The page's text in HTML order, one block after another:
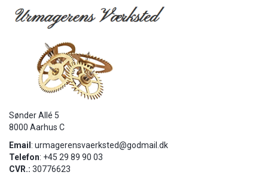
Sønder Allé 5
8000 Aarhus C
Email : urmagerensvaerksted@godmail.dk
Telefon: +45 29 89 90 03
CVR.: 30776623